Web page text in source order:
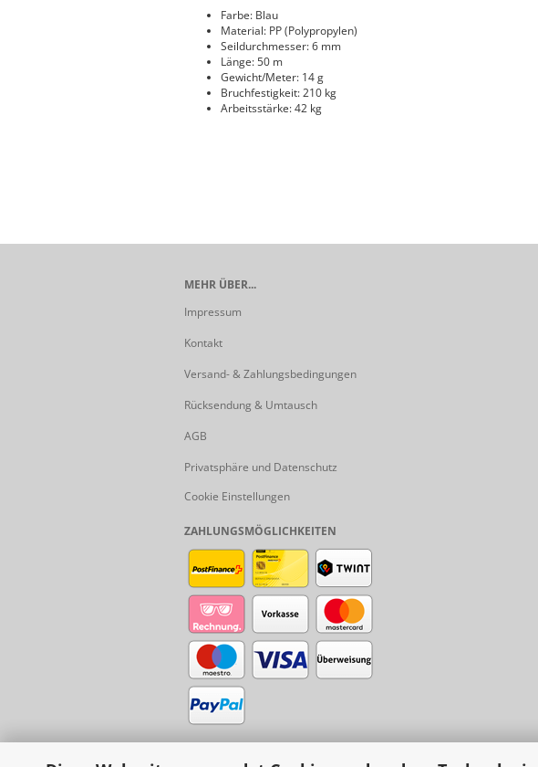
Farbe: Blau
Material: PP (Polypropylen)
Seildurchmesser: 6 mm
Länge: 50 m
Gewicht/Meter: 14 g
Bruchfestigkeit: 210 kg
Arbeitsstärke: 42 kg
MEHR ÜBER...
Impressum
Kontakt
Versand- & Zahlungsbedingungen
Rücksendung & Umtausch
AGB
Privatsphäre und Datenschutz
Cookie Einstellungen
ZAHLUNGSMÖGLICHKEITEN